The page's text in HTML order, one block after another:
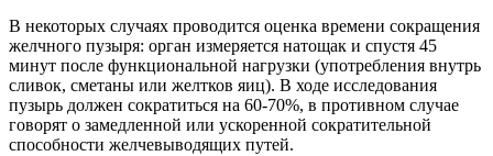
В некоторых случаях проводится оценка времени сокращения
желчного пузыря: орган измеряется натощак и спустя 45
минут после функциональной нагрузки (употребления внутрь
сливок, сметаны или желтков яиц). В ходе исследования
пузырь должен сократиться на 60-70%, в противном случае
говорят о замедленной или ускоренной сократительной
способности желчевыводящих путей.